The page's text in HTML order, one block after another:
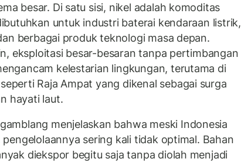
besar. Di satu sisi, nikel adalah komoditas
untuk industri baterai kendaraan listrik,
berbagai produk teknologi masa depan.
eksploitasi besar-besaran tanpa pertimbangan
kelestarian lingkungan, terutama di
Raja Ampat yang dikenal sebagai surga
hayati laut.
menjelaskan bahwa meski Indonesia
pengelolaannya sering kali tidak optimal. Bahan
diekspor begitu saja tanpa diolah menjadi